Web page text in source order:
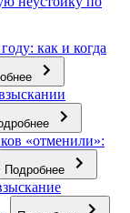
как и когда
«отменили»:
Подробнее